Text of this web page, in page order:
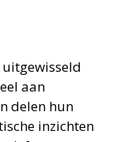
aan
delen hun
inzichten